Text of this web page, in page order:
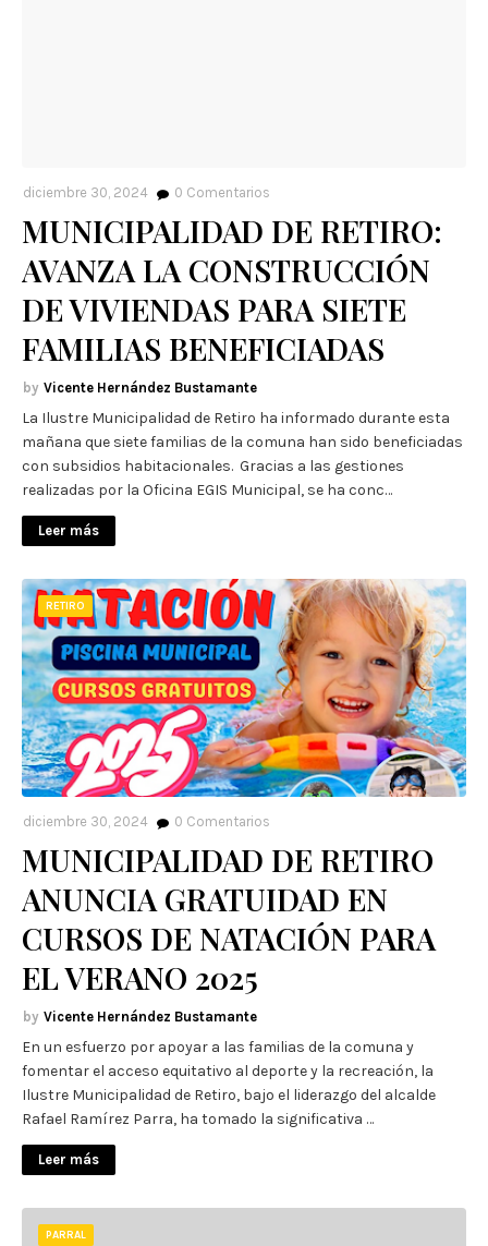
diciembre 30, 2024 0 Comentarios
MUNICIPALIDAD DE RETIRO:
AVANZA LA CONSTRUCCIÓN
DE VIVIENDAS PARA SIETE
FAMILIAS BENEFICIADAS
Vicente Hernández Bustamante
La Ilustre Municipalidad de Retiro ha informado durante esta
mañana que siete familias de la comuna han sido beneficiadas
con subsidios habitacionales. Gracias a las gestiones
realizadas por la Oficina EGIS Municipal, se ha conc…
Leer más
RETIRO
diciembre 30, 2024 0 Comentarios
MUNICIPALIDAD DE RETIRO
ANUNCIA GRATUIDAD EN
CURSOS DE NATACIÓN PARA
EL VERANO 2025
Vicente Hernández Bustamante
En un esfuerzo por apoyar a las familias de la comuna y
fomentar el acceso equitativo al deporte y la recreación, la
Ilustre Municipalidad de Retiro, bajo el liderazgo del alcalde
Rafael Ramírez Parra, ha tomado la significativa …
Leer más
PARRAL